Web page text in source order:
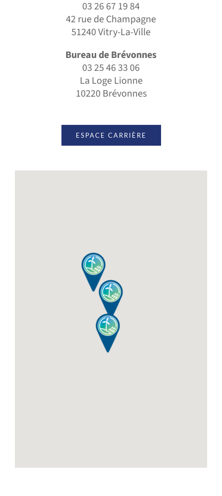
03 26 67 19 84
42 rue de Champagne
51240 Vitry-La-Ville
Bureau de Brévonnes
03 25 46 33 06
La Loge Lionne
10220 Brévonnes
ESPACE CARRIÈRE